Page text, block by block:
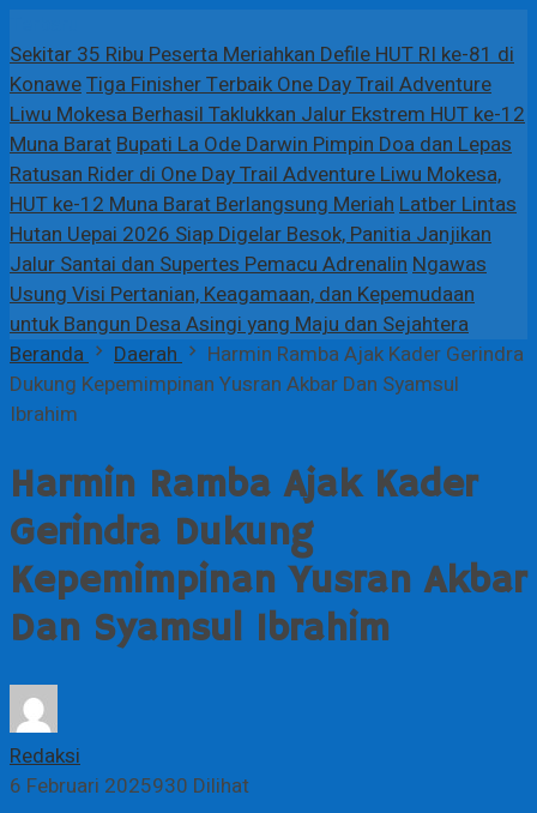
Sekitar 35 Ribu Peserta Meriahkan Defile HUT RI ke-81 di
KonaweTiga Finisher Terbaik One Day Trail Adventure
Liwu Mokesa Berhasil Taklukkan Jalur Ekstrem HUT ke-12
Muna BaratBupati La Ode Darwin Pimpin Doa dan Lepas
Ratusan Rider di One Day Trail Adventure Liwu Mokesa,
HUT ke-12 Muna Barat Berlangsung MeriahLatber Lintas
Hutan Uepai 2026 Siap Digelar Besok, Panitia Janjikan
Jalur Santai dan Supertes Pemacu AdrenalinNgawas
Usung Visi Pertanian, Keagamaan, dan Kepemudaan
untuk Bangun Desa Asingi yang Maju dan Sejahtera
Beranda
Daerah
Harmin Ramba Ajak Kader Gerindra
Dukung Kepemimpinan Yusran Akbar Dan Syamsul
Ibrahim
Harmin Ramba Ajak Kader
Gerindra Dukung
Kepemimpinan Yusran Akbar
Dan Syamsul Ibrahim
Redaksi
6 Februari 2025930 Dilihat